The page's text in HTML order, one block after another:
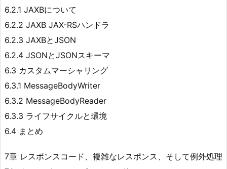
6.2.1 JAXBについて
6.2.2 JAXB JAX-RSハンドラ
6.2.3 JAXBとJSON
6.2.4 JSONとJSONスキーマ
6.3 カスタムマーシャリング
6.3.1 MessageBodyWriter
6.3.2 MessageBodyReader
6.3.3 ライフサイクルと環境
6.4 まとめ
7章 レスポンスコード、複雑なレスポンス、そして例外処理